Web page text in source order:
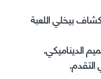
بيخلي اللعبة
الديناميكي.